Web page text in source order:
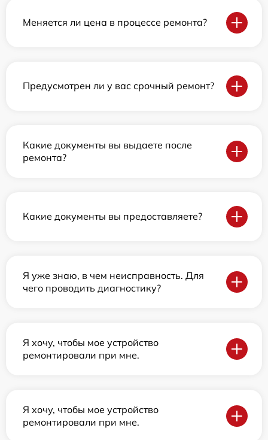
Меняется ли цена в процессе ремонта?
Предусмотрен ли у вас срочный ремонт?
Какие документы вы выдаете после
ремонта?
Какие документы вы предоставляете?
Я уже знаю, в чем неисправность. Для
чего проводить диагностику?
Я хочу, чтобы мое устройство
ремонтировали при мне.
Я хочу, чтобы мое устройство
ремонтировали при мне.